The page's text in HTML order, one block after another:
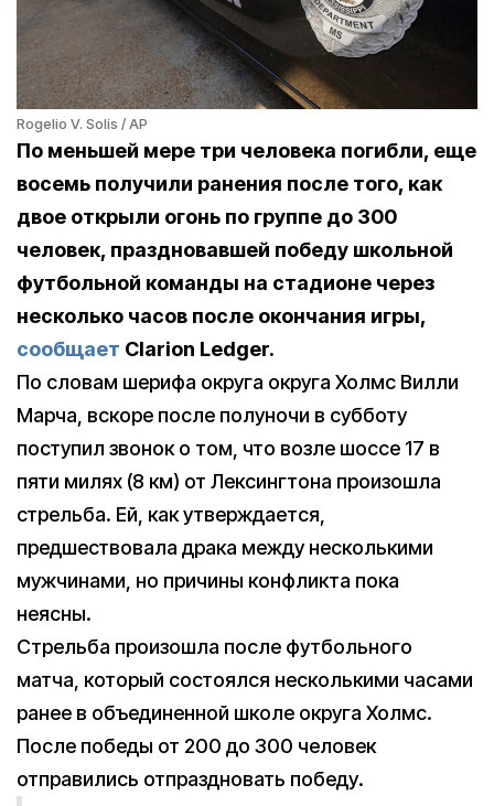
Rogelio V. Solis / AP
По меньшей мере три человека погибли, еще
восемь получили ранения после того, как
двое открыли огонь по группе до 300
человек, праздновавшей победу школьной
футбольной команды на стадионе через
несколько часов после окончания игры,
сообщает Clarion Ledger.
По словам шерифа округа округа Холмс Вилли
Марча, вскоре после полуночи в субботу
поступил звонок о том, что возле шоссе 17 в
пяти милях (8 км) от Лексингтона произошла
стрельба. Ей, как утверждается,
предшествовала драка между несколькими
мужчинами, но причины конфликта пока
неясны.
Стрельба произошла после футбольного
матча, который состоялся несколькими часами
ранее в объединенной школе округа Холмс.
После победы от 200 до 300 человек
отправились отпраздновать победу.